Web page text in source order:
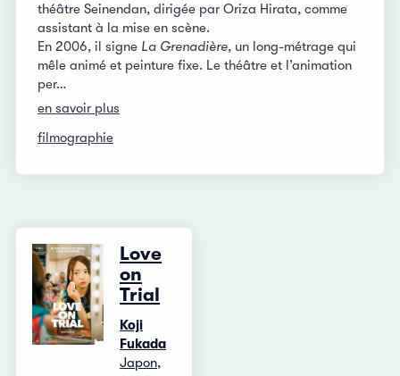
théâtre Seinendan, dirigée par Oriza Hirata, comme
assistant à la mise en scène.
En 2006, il signe La Grenadière, un long-métrage qui
mêle animé et peinture fixe. Le théâtre et l’animation
per…
en savoir plus
filmographie
Love
on
Trial
Koji
Fukada
Japon,